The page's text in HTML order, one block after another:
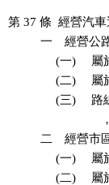
第 37 條  經營汽
一　經營
　 (一)
　 (二)
　 (三)
　　　　
二　經營
　 (一)
　 (二)